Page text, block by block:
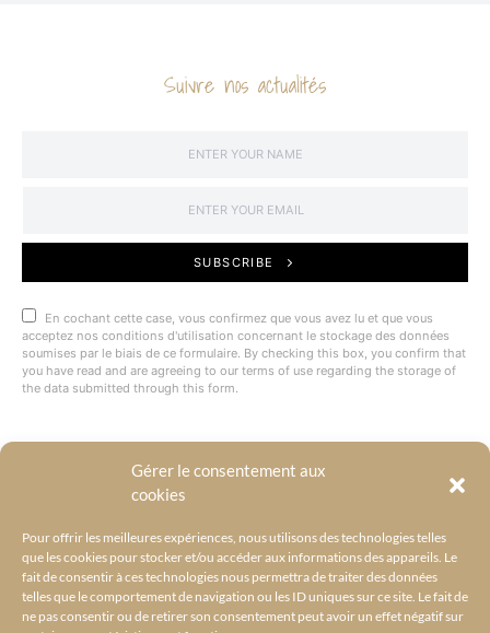
Gérer le consentement aux
cookies
Pour offrir les meilleures expériences, nous utilisons des technologies telles
que les cookies pour stocker et/ou accéder aux informations des appareils. Le
fait de consentir à ces technologies nous permettra de traiter des données
telles que le comportement de navigation ou les ID uniques sur ce site. Le fait de
ne pas consentir ou de retirer son consentement peut avoir un effet négatif sur
Suivre nos actualités
SUBSCRIBE
En cochant cette case, vous confirmez que vous avez lu et que vous
acceptez nos conditions d'utilisation concernant le stockage des données
soumises par le biais de ce formulaire. By checking this box, you confirm that
you have read and are agreeing to our terms of use regarding the storage of
the data submitted through this form.
@BYRACKEL